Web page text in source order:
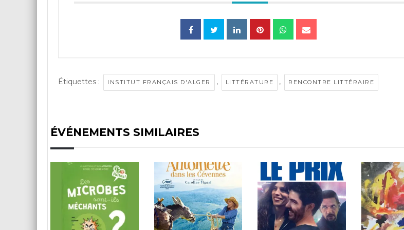
Étiquettes : INSTITUT FRANÇAIS D'ALGER , LITTÉRATURE , RENCONTRE LITTÉRAIRE
ÉVÉNEMENTS SIMILAIRES